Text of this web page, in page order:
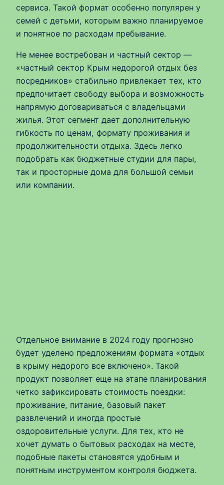
сервиса. Такой формат особенно популярен у
семей с детьми, которым важно планируемое
и понятное по расходам пребывание.
Не менее востребован и частный сектор —
«частный сектор Крым недорогой отдых без
посредников» стабильно привлекает тех, кто
предпочитает свободу выбора и возможность
напрямую договариваться с владельцами
жилья. Этот сегмент дает дополнительную
гибкость по ценам, формату проживания и
продолжительности отдыха. Здесь легко
подобрать как бюджетные студии для пары,
так и просторные дома для большой семьи
или компании.
Отдельное внимание в 2024 году прогнозно
будет уделено предложениям формата «отдых
в крыму недорого все включено». Такой
продукт позволяет еще на этапе планирования
четко зафиксировать стоимость поездки:
проживание, питание, базовый пакет
развлечений и иногда простые
оздоровительные услуги. Для тех, кто не
хочет думать о бытовых расходах на месте,
подобные пакеты становятся удобным и
понятным инструментом контроля бюджета.